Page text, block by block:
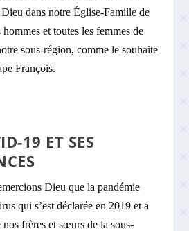
dans notre Église-Famille de
et toutes les femmes de
sous-région, comme le souhaite
François.
19 ET SES
Dieu que la pandémie
qui s’est déclarée en 2019 et a
frères et sœurs de la sous-